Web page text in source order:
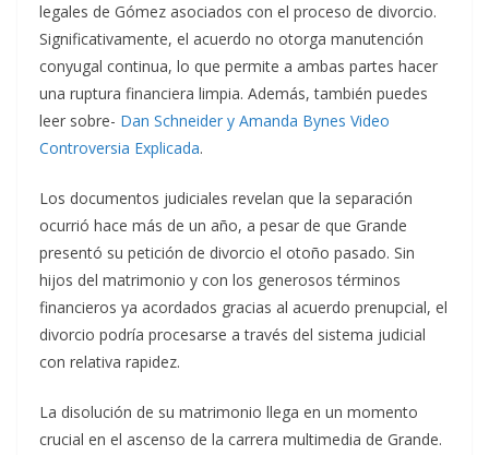
legales de Gómez asociados con el proceso de divorcio.
Significativamente, el acuerdo no otorga manutención
conyugal continua, lo que permite a ambas partes hacer
una ruptura financiera limpia. Además, también puedes
leer sobre- Dan Schneider y Amanda Bynes Video
Controversia Explicada.
Los documentos judiciales revelan que la separación
ocurrió hace más de un año, a pesar de que Grande
presentó su petición de divorcio el otoño pasado. Sin
hijos del matrimonio y con los generosos términos
financieros ya acordados gracias al acuerdo prenupcial, el
divorcio podría procesarse a través del sistema judicial
con relativa rapidez.
La disolución de su matrimonio llega en un momento
crucial en el ascenso de la carrera multimedia de Grande.